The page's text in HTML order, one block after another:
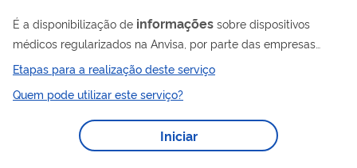
É a disponibilização de informações sobre dispositivos
médicos regularizados na Anvisa, por parte das empresas
responsáveis. Exemplos: instruções de uso ou manual do
usuário e modelos de rotulagem. O carregamento de
instruções de uso deverá ocorrer por meio dos assuntos de
peticionamento aplicáveis, identificados como "Disponibilização
informações
Etapas para a realização deste serviço
Quem pode utilizar este serviço?
Iniciar